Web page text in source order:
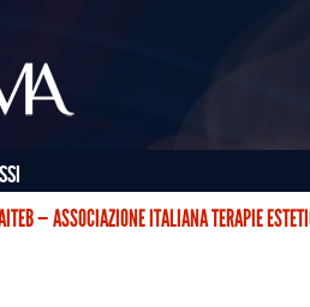
— ASSOCIAZIONE ITALIANA TERAPIE